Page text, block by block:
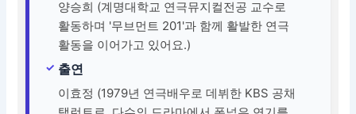
양승희 (계명대학교 연극뮤지컬전공 교수로
활동하며 '무브먼트 201'과 함께 활발한 연극
활동을 이어가고 있어요.)
출연
이효정 (1979년 연극배우로 데뷔한 KBS 공채